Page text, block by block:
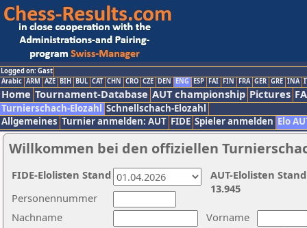
Logged on: Gast
Arabic ARM AZE BIH BUL CAT CHN CRO CZE DEN ENG ESP FAI FIN FRA GER GRE INA
Home Tournament-Database AUT championship Pictures
Turnierschach-Elozahl Schnellschach-Elozahl
Allgemeines Turnier anmelden: AUT FIDE Spieler anmelden Elo
Willkommen bei den offiziellen
Nachname
Vorname
Personennummer
AUT-Elolisten
13.945
FIDE-Elolisten Stand